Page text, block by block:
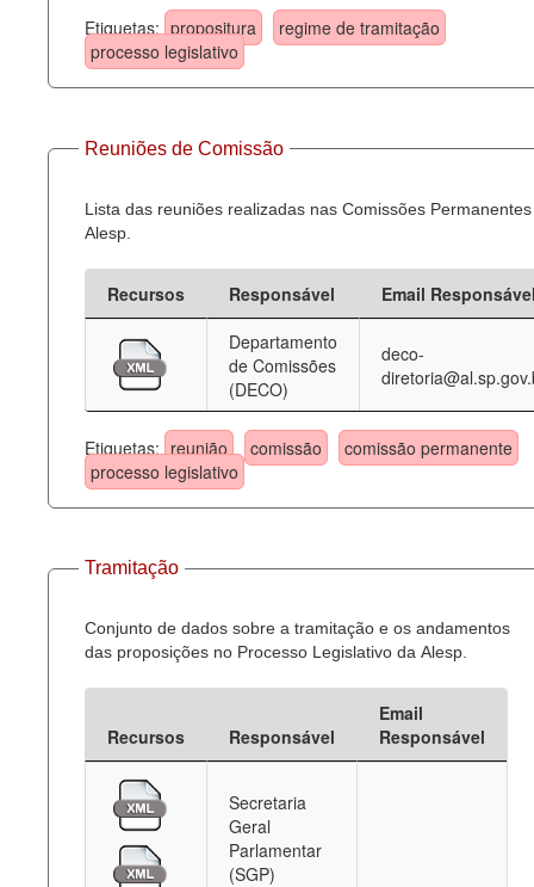
Etiquetas: propositura
regime de tramitação
processo legislativo
Reuniões de Comissão
Lista das reuniões realizadas nas Comissões
Alesp.
Recursos Responsável
Email
Departamento
de Comissões
(DECO)
deco-
Etiquetas: reunião comissão
comissão permanente
processo legislativo
Tramitação
Conjunto de dados sobre a tramitação e os andamentos
das proposições no Processo Legislativo da Alesp.
Recursos Responsável
Email
Responsável
Secretaria
Geral
Parlamentar
(SGP)